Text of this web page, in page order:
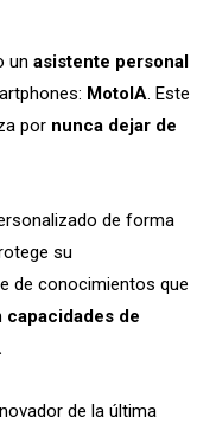
un asistente personal
MotoIA. Este
por nunca dejar de
de forma
su
de conocimientos que
capacidades de
de la última